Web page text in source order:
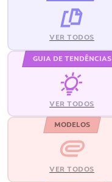
VER TODOS
GUIA DE TENDÊNCIAS
VER TODOS
MODELOS
VER TODOS